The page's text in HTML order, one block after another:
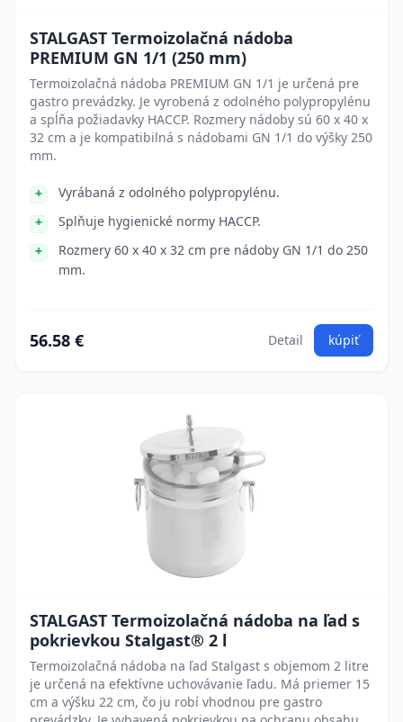
STALGAST Termoizolačná nádoba
PREMIUM GN 1/1 (250 mm)
Termoizolačná nádoba PREMIUM GN 1/1 je určená pre
gastro prevádzky. Je vyrobená z odolného polypropylénu
a spĺňa požiadavky HACCP. Rozmery nádoby sú 60 x 40 x
32 cm a je kompatibilná s nádobami GN 1/1 do výšky 250
mm.
Vyrábaná z odolného polypropylénu.
Splňuje hygienické normy HACCP.
Rozmery 60 x 40 x 32 cm pre nádoby GN 1/1 do 250
mm.
56.58 € Detail kúpiť
STALGAST Termoizolačná nádoba na ľad s
pokrievkou Stalgast® 2 l
Termoizolačná nádoba na ľad Stalgast s objemom 2 litre
je určená na efektívne uchovávanie ľadu. Má priemer 15
cm a výšku 22 cm, čo ju robí vhodnou pre gastro